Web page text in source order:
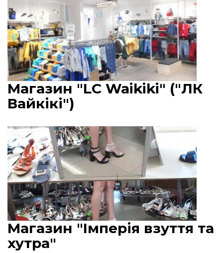
Магазин "LC Waikiki" ("ЛК
Вайкікі")
Магазин "Імперія взуття та
хутра"